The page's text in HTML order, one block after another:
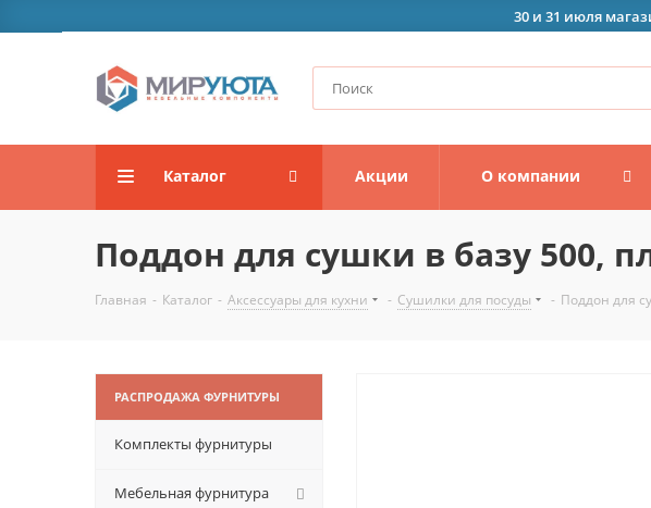
30 и 31 июля
Каталог Акции О компании
Поддон для сушки в базу 500,
Главная - Каталог - Аксессуары для кухни - Сушилки для посуды - Поддон для
РАСПРОДАЖА ФУРНИТУРЫ
Комплекты фурнитуры
Мебельная фурнитура